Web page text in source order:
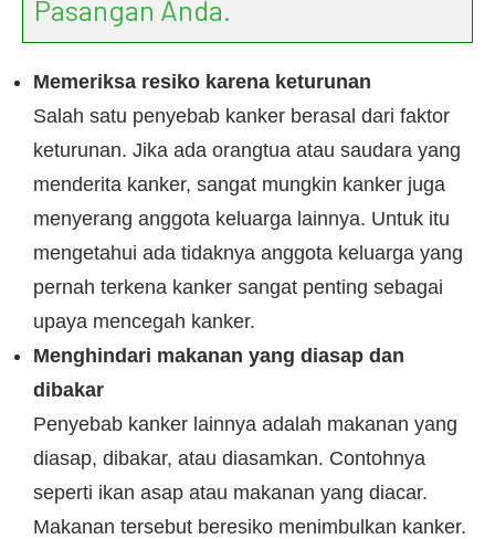
Pasangan Anda.
Memeriksa resiko karena keturunan
Salah satu penyebab kanker berasal dari faktor
keturunan. Jika ada orangtua atau saudara yang
menderita kanker, sangat mungkin kanker juga
menyerang anggota keluarga lainnya. Untuk itu
mengetahui ada tidaknya anggota keluarga yang
pernah terkena kanker sangat penting sebagai
upaya mencegah kanker.
Menghindari makanan yang diasap dan
dibakar
Penyebab kanker lainnya adalah makanan yang
diasap, dibakar, atau diasamkan. Contohnya
seperti ikan asap atau makanan yang diacar.
Makanan tersebut beresiko menimbulkan kanker.